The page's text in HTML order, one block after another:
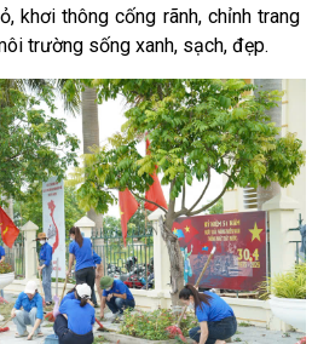
khơi thông cống rãnh, chỉnh trang
trường sống xanh, sạch, đẹp.